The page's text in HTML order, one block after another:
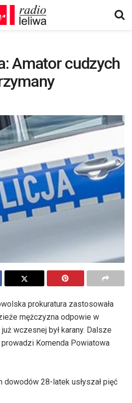
Amator cudzych
prokuratura zastosowała
mężczyzna odpowie w
wczesnej był karany. Dalsze
Komenda Powiatowa
dowodów 28-latek usłyszał pięć